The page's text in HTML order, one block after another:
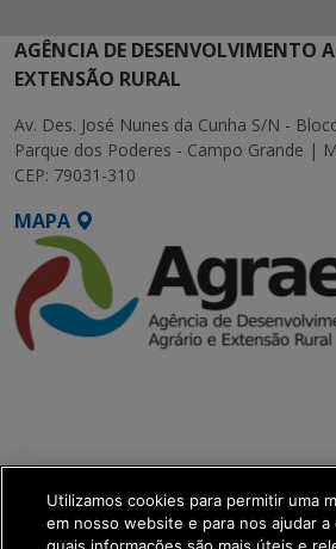
AGÊNCIA DE DESENVOLVIMENTO
EXTENSÃO RURAL
Av. Des. José Nunes da Cunha S/N -
Parque dos Poderes - Campo Grande |
CEP: 79031-310
MAPA
Transformação Digital
get_footer();
Utilizamos cookies para permitir uma
em nosso website e para nos ajudar